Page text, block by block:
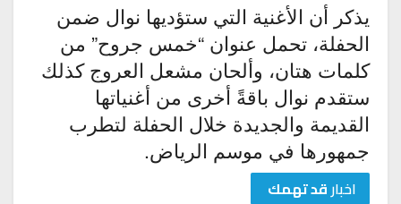
يذكر أن الأغنية التي ستؤديها نوال ضمن
الحفلة، تحمل عنوان “خمس جروح” من
كلمات هتان، وألحان مشعل العروج كذلك
ستقدم نوال باقةً أخرى من أغنياتها
القديمة والجديدة خلال الحفلة لتطرب
جمهورها في موسم الرياض.
اخبارقد تهمك